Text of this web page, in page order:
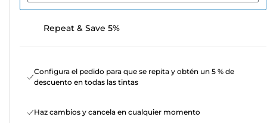
Repeat & Save 5%
Configura el pedido para que se repita y obtén un 5 % de
descuento en todas las tintas
Haz cambios y cancela en cualquier momento